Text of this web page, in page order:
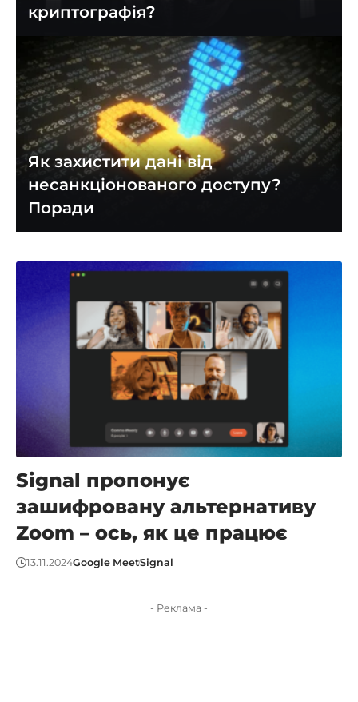
криптографія?
Як захистити дані від
несанкціонованого доступу?
Поради
Signal пропонує
зашифровану альтернативу
Zoom – ось, як це працює
13.11.2024Google MeetSignal
- Реклама -